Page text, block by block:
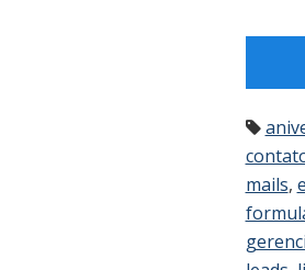
mails,